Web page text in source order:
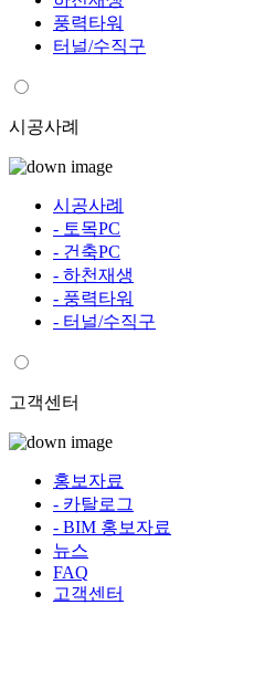
풍력타워
터널/수직구
시공사례
시공사례
- 토목PC
- 건축PC
- 하천재생
- 풍력타워
- 터널/수직구
고객센터
홍보자료
- 카탈로그
- BIM 홍보자료
뉴스
FAQ
고객센터